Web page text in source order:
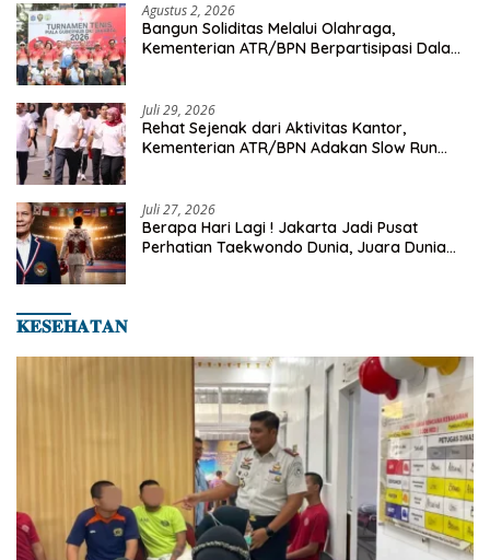
Agustus 2, 2026
Bangun Soliditas Melalui Olahraga,
Kementerian ATR/BPN Berpartisipasi Dalam
Juli 29, 2026
Rehat Sejenak dari Aktivitas Kantor,
Kementerian ATR/BPN Adakan Slow Run
Juli 27, 2026
Berapa Hari Lagi ! Jakarta Jadi Pusat
Perhatian Taekwondo Dunia, Juara Dunia
𝐊𝐄𝐒𝐄𝐇𝐀𝐓𝐀𝐍